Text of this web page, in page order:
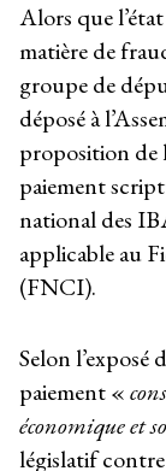
Alors que
matière de
groupe de
déposé à
proposition de
paiement
national des
applicable au
(FNCI).
Selon
paiement «
économique et
législatif